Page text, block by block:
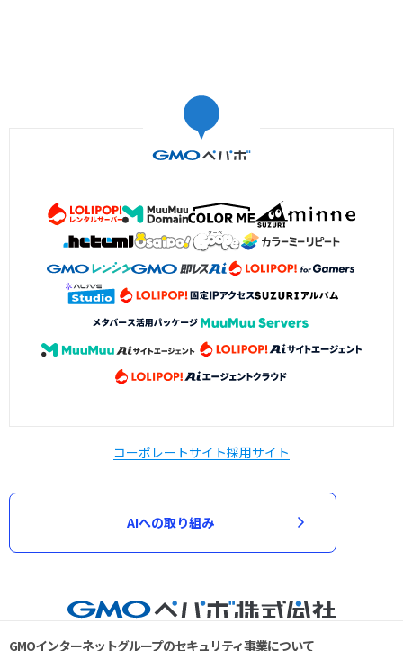
コーポレートサイト採用サイト
AIへの取り組み
GMOインターネットグループのセキュリティ事業について